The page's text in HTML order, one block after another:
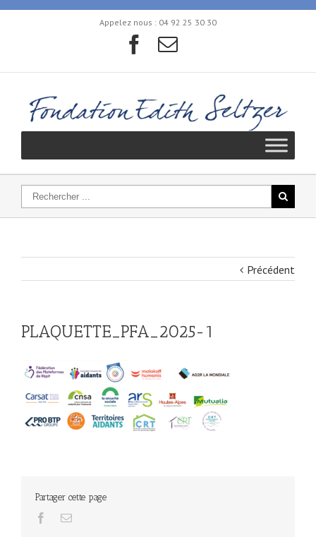
Appelez nous : 04 92 25 30 30
Précédent
PLAQUETTE_PFA_2025-1
Partager cette page